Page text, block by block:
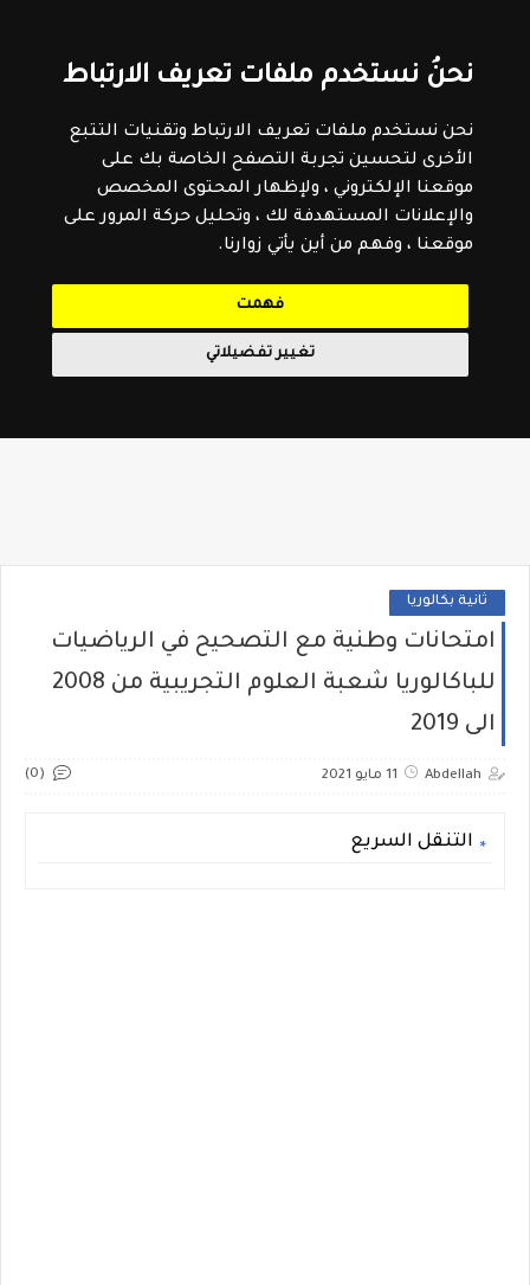
نحنُ نستخدم ملفات تعريف الارتباط
نحن نستخدم ملفات تعريف الارتباط وتقنيات التتبع
الأخرى لتحسين تجربة التصفح الخاصة بك على
موقعنا الإلكتروني ، ولإظهار المحتوى المخصص
والإعلانات المستهدفة لك ، وتحليل حركة المرور على
موقعنا ، وفهم من أين يأتي زوارنا.
فهمت
تغيير تفضيلاتي
ثانية بكالوريا
امتحانات وطنية مع التصحيح في الرياضيات
للباكالوريا شعبة العلوم التجريبية من 2008
الى 2019
Abdellah 11 مايو 2021 (0)
التنقل السريع